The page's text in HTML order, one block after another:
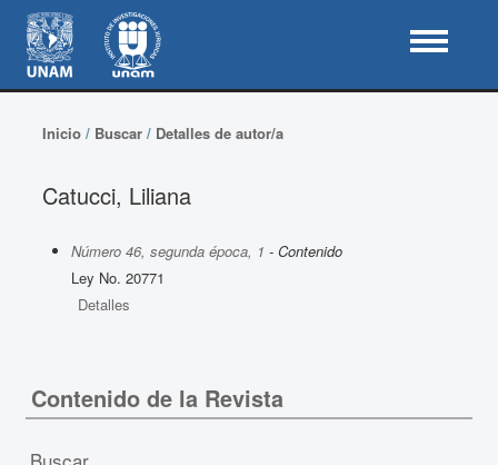
Inicio/ Buscar/ Detalles de autor/a
Catucci, Liliana
Número 46, segunda época, 1 - Contenido
Ley No. 20771
Detalles
Contenido de la Revista
Buscar